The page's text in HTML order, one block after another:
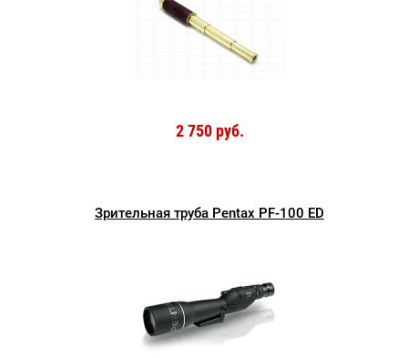
2 750 руб.
Зрительная труба Pentax PF-100 ED